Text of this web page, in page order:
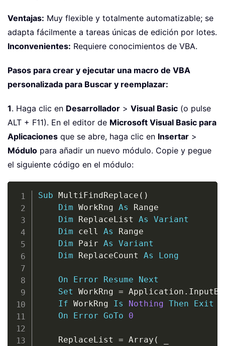
Ventajas: Muy flexible y totalmente automatizable; se
adapta fácilmente a tareas únicas de edición por lotes.
Inconvenientes: Requiere conocimientos de VBA.
Pasos para crear y ejecutar una macro de VBA
personalizada para Buscar y reemplazar:
1. Haga clic en Desarrollador > Visual Basic (o pulse
ALT + F11). En el editor de Microsoft Visual Basic para
Aplicaciones que se abre, haga clic en Insertar >
Módulo para añadir un nuevo módulo. Copie y pegue
el siguiente código en el módulo:
Sub MultiFindReplace ( )
Dim WorkRng As Range
Dim ReplaceList As
Variant
Dim cell As Range
Dim Pair As
Variant
Dim ReplaceCount As Long
On Error Resume
Next
Set WorkRng = Application .
If WorkRng Is Nothing Then Exit
On
Error GoTo 0
    ReplaceList
= Array (